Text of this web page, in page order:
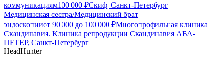
коммуникациям100 000 ₽Скиф, Санкт-Петербург
Медицинская сестра/Медицинский брат
эндоскопииот 90 000 до 100 000 ₽Многопрофильная клиника
Скандинавия. Клиника репродукции Скандинавия АВА-
ПЕТЕР, Санкт-Петербург
HeadHunter